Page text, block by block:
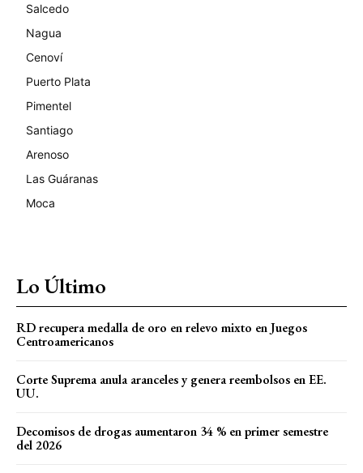
Salcedo
Nagua
Cenoví
Puerto Plata
Pimentel
Santiago
Arenoso
Las Guáranas
Moca
Lo Último
RD recupera medalla de oro en relevo mixto en Juegos
Centroamericanos
Corte Suprema anula aranceles y genera reembolsos en EE.
UU.
Decomisos de drogas aumentaron 34 % en primer semestre
del 2026